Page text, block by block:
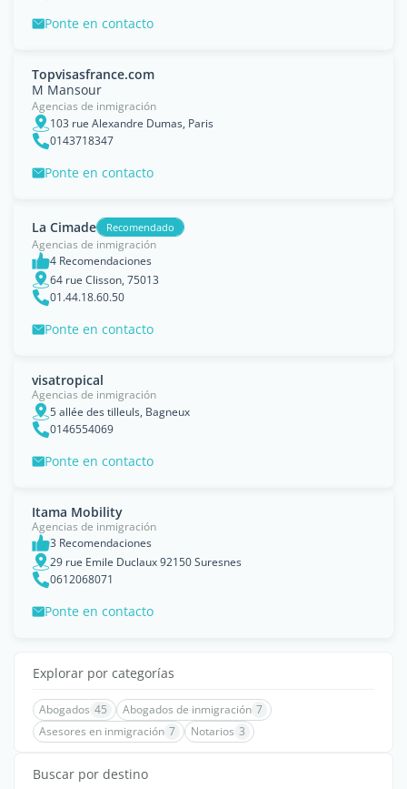
Ponte en contacto
Topvisasfrance.com
M Mansour
Agencias de inmigración
103 rue Alexandre Dumas, Paris
0143718347
Ponte en contacto
La Cimade Recomendado
Agencias de inmigración
4 Recomendaciones
64 rue Clisson, 75013
01.44.18.60.50
Ponte en contacto
visatropical
Agencias de inmigración
5 allée des tilleuls, Bagneux
0146554069
Ponte en contacto
Itama Mobility
Agencias de inmigración
3 Recomendaciones
29 rue Emile Duclaux 92150 Suresnes
0612068071
Ponte en contacto
Explorar por categorías
Abogados 45 Abogados de inmigración 7
Asesores en inmigración 7 Notarios 3
Buscar por destino